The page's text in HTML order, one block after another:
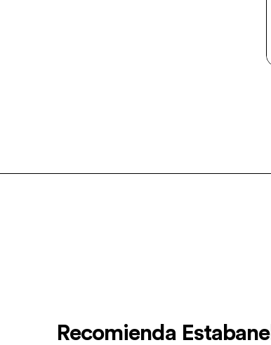
Recomienda Estabanell